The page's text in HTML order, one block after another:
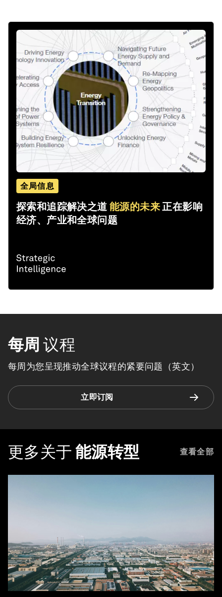
全局信息
探索和追踪解决之道能源的未来正在影响
经济、产业和全球问题
每周 议程
每周为您呈现推动全球议程的紧要问题（英文）
立即订阅
更多关于 能源转型 查看全部